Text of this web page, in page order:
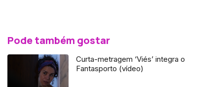
Pode também gostar
Curta-metragem ‘Viés’ integra o
Fantasporto (vídeo)